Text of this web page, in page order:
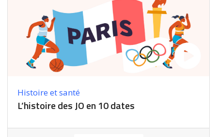
Histoire et santé
L’histoire des JO en 10 dates